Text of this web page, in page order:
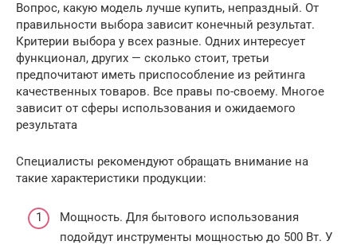
Вопрос, какую модель лучше купить, непраздный. От
правильности выбора зависит конечный результат.
Критерии выбора у всех разные. Одних интересует
функционал, других — сколько стоит, третьи
предпочитают иметь приспособление из рейтинга
качественных товаров. Все правы по-своему. Многое
зависит от сферы использования и ожидаемого
результата
Специалисты рекомендуют обращать внимание на
такие характеристики продукции:
Мощность. Для бытового использования
подойдут инструменты мощностью до 500 Вт. У